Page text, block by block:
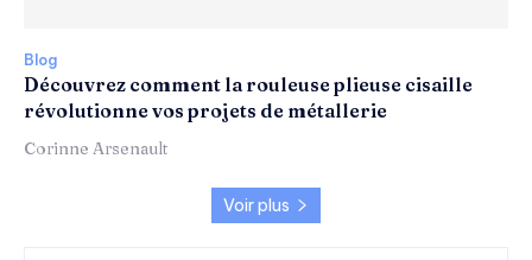
Blog
Découvrez comment la rouleuse plieuse cisaille
révolutionne vos projets de métallerie
Corinne Arsenault
Voir plus